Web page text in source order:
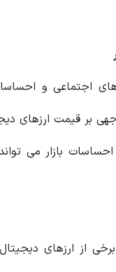
های اجتماعی و
بر قیمت ارزهای
احساسات بازار می
از ارزهای